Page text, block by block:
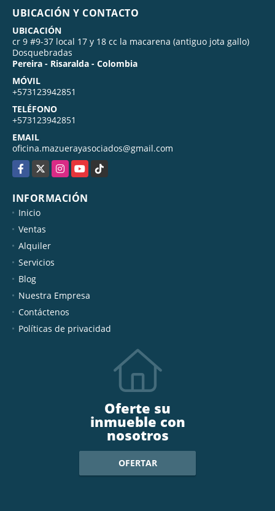
UBICACIÓN Y CONTACTO
UBICACIÓN
cr 9 #9-37 local 17 y 18 cc la macarena (antiguo jota gallo)
Dosquebradas
Pereira - Risaralda - Colombia
MÓVIL
+573123942851
TELÉFONO
+573123942851
EMAIL
oficina.mazuerayasociados@gmail.com
Facebook
X InstagramYouTubeTikTok
INFORMACIÓN
Inicio
Ventas
Alquiler
Servicios
Blog
Nuestra Empresa
Contáctenos
Políticas de privacidad
Oferte su
inmueble con
nosotros
OFERTAR